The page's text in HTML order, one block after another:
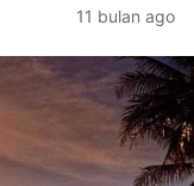
11 bulan ago